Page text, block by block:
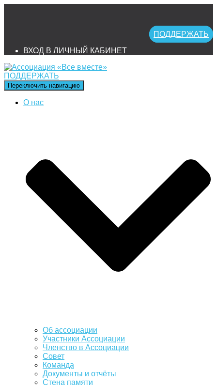
ПОДДЕРЖАТЬ
ВХОД В ЛИЧНЫЙ КАБИНЕТ
ПОДДЕРЖАТЬ
Переключить навигацию
О нас
Об ассоциации
Участники Ассоциации
Членство в Ассоциации
Совет
Команда
Документы и отчёты
Стена памяти